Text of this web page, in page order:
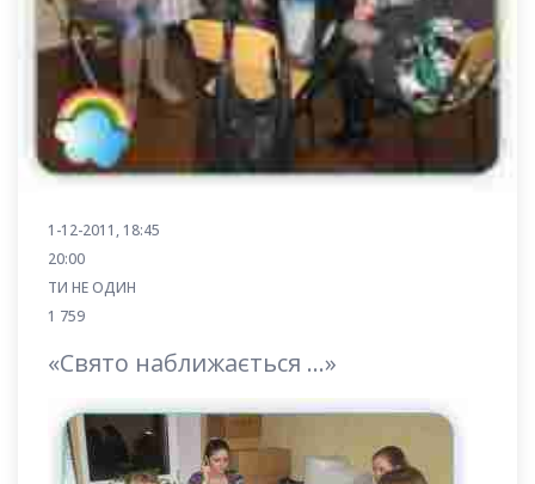
1-12-2011, 18:45
20:00
ТИ НЕ ОДИН
1 759
«Свято наближається ...»